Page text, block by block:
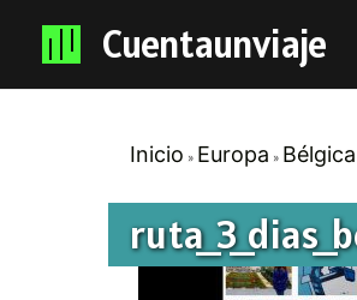
Cuentaunviaje
Inicio Europa Bélgica